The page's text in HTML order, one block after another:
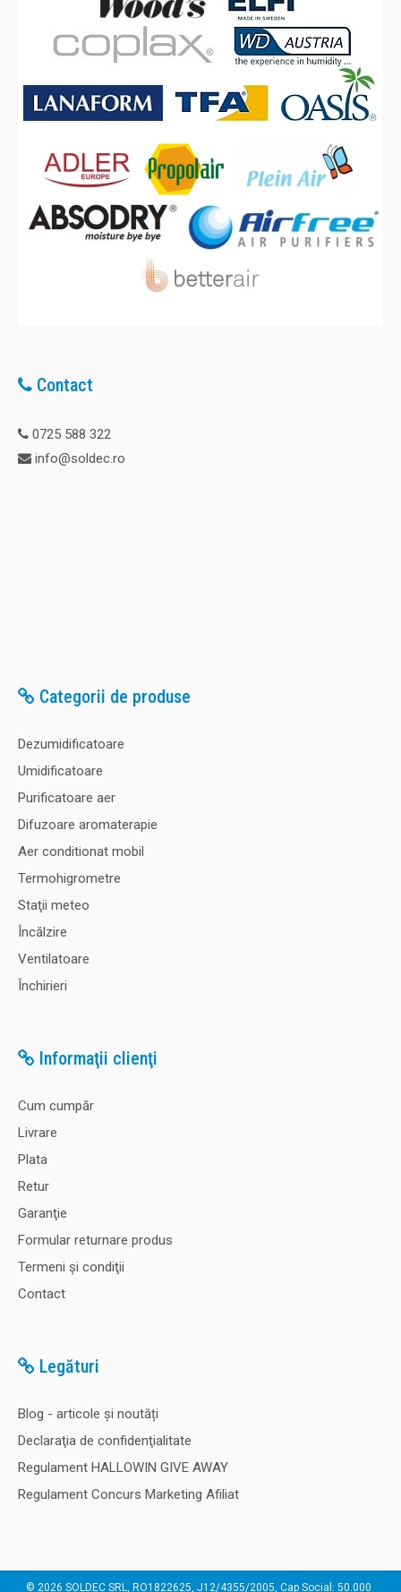
Contact
0725 588 322
info@soldec.ro
Categorii de produse
Dezumidificatoare
Umidificatoare
Purificatoare aer
Difuzoare aromaterapie
Aer conditionat mobil
Termohigrometre
Staţii meteo
Încălzire
Ventilatoare
Închirieri
Informaţii clienţi
Cum cumpăr
Livrare
Plata
Retur
Garanţie
Formular returnare produs
Termeni şi condiţii
Contact
Legături
Blog - articole și noutăți
Declaraţia de confidenţialitate
Regulament HALLOWIN GIVE AWAY
Regulament Concurs Marketing Afiliat
© 2026 SOLDEC SRL, RO1822625, J12/4355/2005, Cap Social: 50.000